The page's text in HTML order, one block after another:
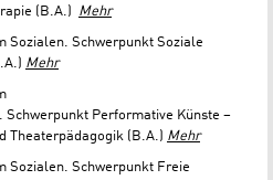
(B.A.) Mehr
Sozialen. Schwerpunkt Soziale
Mehr
Schwerpunkt Performative Künste –
Theaterpädagogik (B.A.) Mehr
Sozialen. Schwerpunkt Freie